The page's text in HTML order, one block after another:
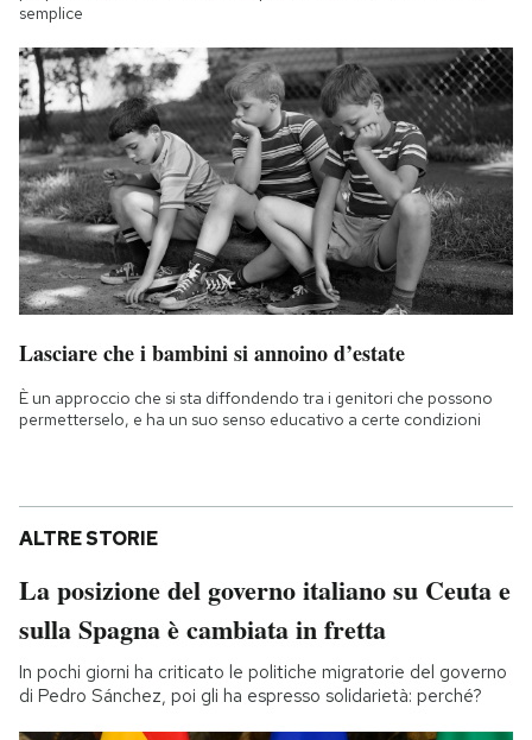
semplice
Lasciare che i bambini si annoino d’estate
È un approccio che si sta diffondendo tra i genitori che possono
permetterselo, e ha un suo senso educativo a certe condizioni
ALTRE STORIE
La posizione del governo italiano su Ceuta e
sulla Spagna è cambiata in fretta
In pochi giorni ha criticato le politiche migratorie del governo
di Pedro Sánchez, poi gli ha espresso solidarietà: perché?